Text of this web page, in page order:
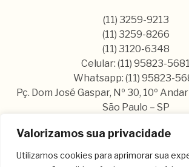
Valorizamos sua privacidade
Utilizamos cookies para aprimorar sua
(11) 3259-9213
(11) 3259-8266
(11) 3120-6348
Celular: (11) 95823-5681
Whatsapp: (11) 95823-
Pç. Dom José Gaspar, Nº 30, 10º
São Paulo – SP